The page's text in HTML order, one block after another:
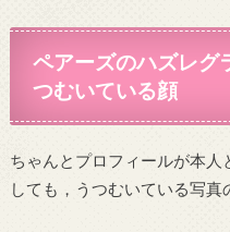
ペアーズのハズレグ
つむいている顔
ちゃんとプロフィールが本人
しても，うつむいている写真